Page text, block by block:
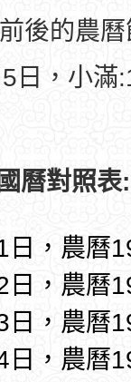
後的農
日，小滿
曆對照表:
日，農曆
日，農曆
日，農曆
日，農曆